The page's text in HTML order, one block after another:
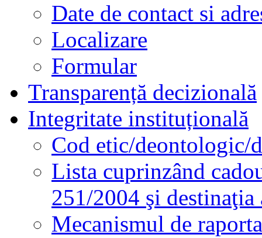
Date de contact si
Localizare
Formular
Transparență decizională
Integritate instituțională
Cod etic/deontologic/
Lista cuprinzând
251/2004 şi destinaţia
Mecanismul de